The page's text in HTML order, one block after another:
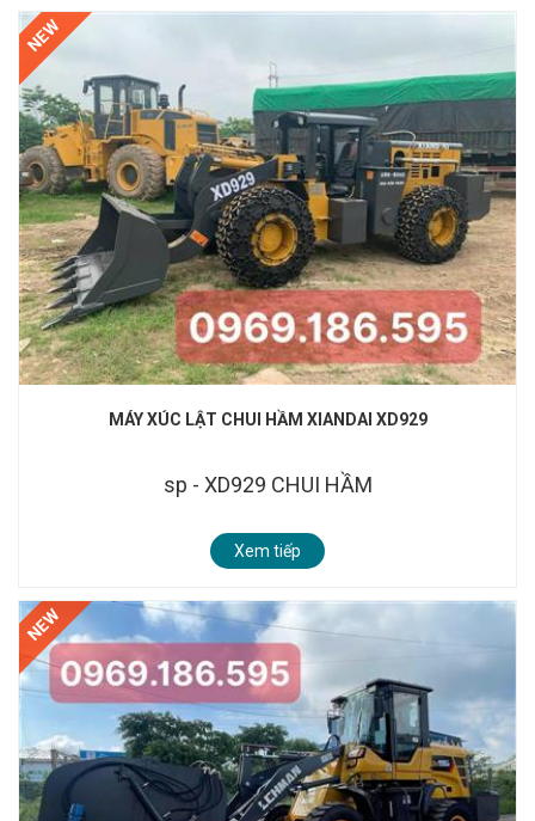
NEW
MÁY XÚC LẬT CHUI HẦM XIANDAI XD929
sp - XD929 CHUI HẦM
Xem tiếp
NEW